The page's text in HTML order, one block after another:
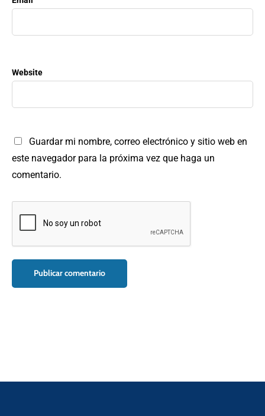
Website
Guardar mi nombre, correo electrónico y sitio web en
este navegador para la próxima vez que haga un
comentario.